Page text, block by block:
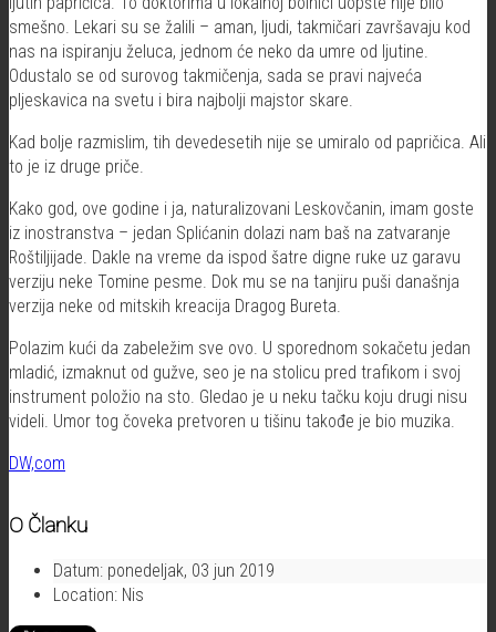
smešno. Lekari su se žalili – aman, ljudi, takmičari završavaju kod
nas na ispiranju želuca, jednom će neko da umre od ljutine.
Odustalo se od surovog takmičenja, sada se pravi najveća
pljeskavica na svetu i bira najbolji majstor skare.
Kad bolje razmislim, tih devedesetih nije se umiralo od papričica. Ali
to je iz druge priče.
Kako god, ove godine i ja, naturalizovani Leskovčanin, imam goste
iz inostranstva – jedan Splićanin dolazi nam baš na zatvaranje
Roštiljijade. Dakle na vreme da ispod šatre digne ruke uz garavu
verziju neke Tomine pesme. Dok mu se na tanjiru puši današnja
verzija neke od mitskih kreacija Dragog Bureta.
Polazim kući da zabeležim sve ovo. U sporednom sokačetu jedan
mladić, izmaknut od gužve, seo je na stolicu pred trafikom i svoj
instrument položio na sto. Gledao je u neku tačku koju drugi nisu
videli. Umor tog čoveka pretvoren u tišinu takođe je bio muzika.
DW,com
O Članku
Datum: ponedeljak, 03 jun 2019
Location: Nis